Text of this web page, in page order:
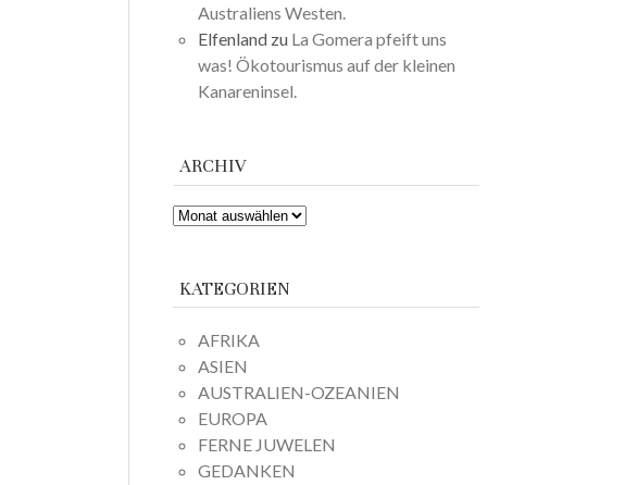
Australiens Westen.
Elfenland zu La Gomera pfeift uns
was! Ökotourismus auf der kleinen
Kanareninsel.
ARCHIV
ARCHIV
KATEGORIEN
AFRIKA
ASIEN
AUSTRALIEN-OZEANIEN
EUROPA
FERNE JUWELEN
GEDANKEN